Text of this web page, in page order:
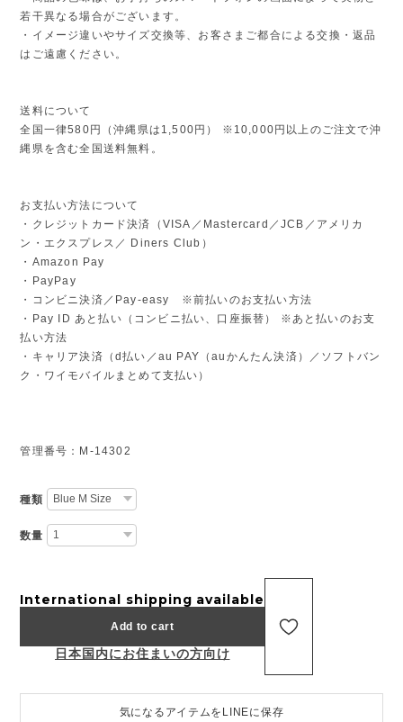
若干異なる場合がございます。
・イメージ違いやサイズ交換等、お客さまご都合による交換・返品
はご遠慮ください。
送料について
全国一律580円（沖縄県は1,500円） ※10,000円以上のご注文で沖
縄県を含む全国送料無料。
お支払い方法について
・クレジットカード決済（VISA／Mastercard／JCB／アメリカ
ン・エクスプレス／ Diners Club）
・Amazon Pay
・PayPay
・コンビニ決済／Pay-easy ※前払いのお支払い方法
・Pay ID あと払い（コンビニ払い、口座振替） ※あと払いのお支
払い方法
・キャリア決済（d払い／au PAY（auかんたん決済）／ソフトバン
ク・ワイモバイルまとめて支払い）
管理番号：M-14302
種類
数量
International shipping available
Add to cart
日本国内にお住まいの方向け
気になるアイテムをLINEに保存